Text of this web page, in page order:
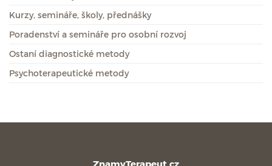
Kurzy, semináře, školy, přednášky
Poradenství a semináře pro osobní rozvoj
Ostaní diagnostické metody
Psychoterapeutické metody
ZnamyTerapeut.cz